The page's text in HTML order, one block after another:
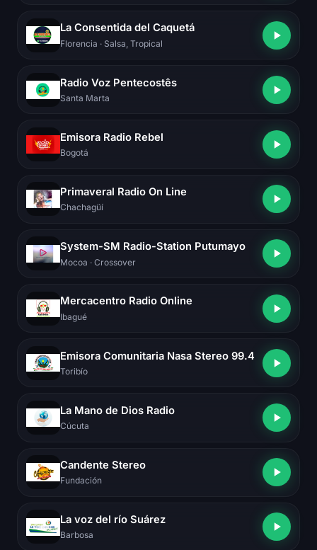
La Consentida del Caquetá
Florencia · Salsa, Tropical
Radio Voz Pentecostês
Santa Marta
Emisora Radio Rebel
Bogotá
Primaveral Radio On Line
Chachagüí
System-SM Radio-Station Putumayo
Mocoa · Crossover
Mercacentro Radio Online
Ibagué
Emisora Comunitaria Nasa Stereo 99.4
Toribío
La Mano de Dios Radio
Cúcuta
Candente Stereo
Fundación
La voz del río Suárez
Barbosa